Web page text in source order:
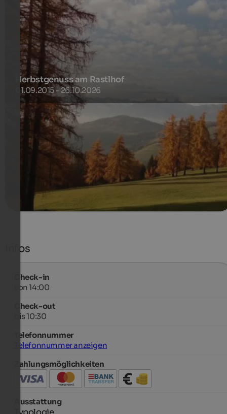
Herbstgenuss am Rastlhof
01.09.2015 - 26.10.2026
Nochmal richtig Energie tanken vor dem Winter, die
letzten Sonnenstrahlen auffangen und vor dem ersten
Schnee noch die letzen Wanderungen unternehmen…
5-7 Nächte ab 160 € pro Person
Infos
Check-in
von 14:00
Check-out
bis 10:30
Telefonnummer
Telefonnummer anzeigen
Zahlungsmöglichkeiten
Ausstattung